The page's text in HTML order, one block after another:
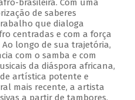
brasileira. Com uma
de saberes
que dialoga
centradas e com a força
Ao longo de sua trajetória,
com o samba e com
da diáspora africana,
artística potente e
mais recente, a artista